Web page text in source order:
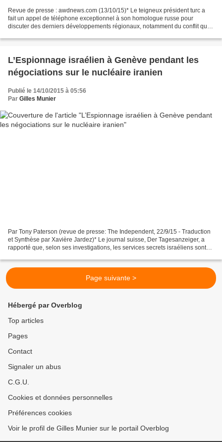
Revue de presse : awdnews.com (13/10/15)* Le teigneux président turc a
fait un appel de téléphone exceptionnel à son homologue russe pour
discuter des derniers développements régionaux, notamment du conflit qui
L’Espionnage israélien à Genève pendant les
négociations sur le nucléaire iranien
Publié le 14/10/2015 à 05:56
Par Gilles Munier
Par Tony Paterson (revue de presse: The Independent, 22/9/15 - Traduction
et Synthèse par Xavière Jardez)* Le journal suisse, Der Tagesanzeiger, a
rapporté que, selon ses investigations, les services secrets israéliens sont
Page suivante >
Hébergé par Overblog
Top articles
Pages
Contact
Signaler un abus
C.G.U.
Cookies et données personnelles
Préférences cookies
Voir le profil de Gilles Munier sur le portail Overblog